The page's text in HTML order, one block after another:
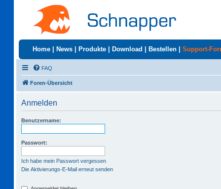
Home News Produkte Download Bestellen Support-
FAQ
Foren-Übersicht
Anmelden
Benutzername:
Passwort:
Ich habe mein Passwort vergessen
Die Aktivierungs-E-Mail erneut senden